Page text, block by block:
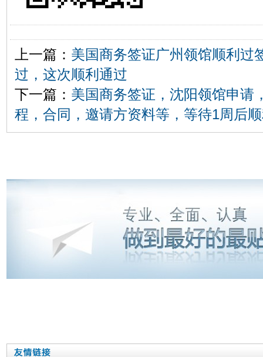
上一篇： 美国商务签证广州领馆顺利过
过，这次顺利通过
下一篇： 美国商务签证，沈阳领馆申请
程，合同，邀请方资料等，等待1周后